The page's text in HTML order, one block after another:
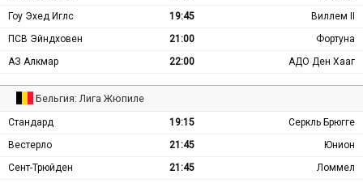
Гоу Эхед Иглс
19:45
Виллем II
ПСВ Эйндховен
21:00
Фортуна
АЗ Алкмар
22:00 АДО Ден Хааг
Бельгия: Лига Жюпиле
Стандард 19:15
Серкль Брюгге
Вестерло
21:45
Юнион
Сент-Трюйден
21:45 Ломмел